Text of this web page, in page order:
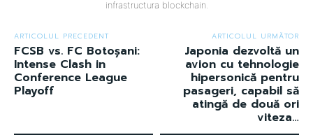
infrastructura blockchain.
ARTICOLUL PRECEDENT
FCSB vs. FC Botoșani:
Intense Clash in
Conference League
Playoff
ARTICOLUL URMĂTOR
Japonia dezvoltă un
avion cu tehnologie
hipersonică pentru
pasageri, capabil să
atingă de două ori
viteza…